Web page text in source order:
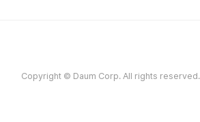
Copyright © Daum Corp. All rights reserved.